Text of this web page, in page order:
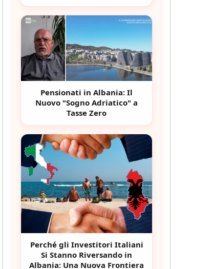
Pensionati in Albania: Il
Nuovo "Sogno Adriatico" a
Tasse Zero
Perché gli Investitori Italiani
Si Stanno Riversando in
Albania: Una Nuova Frontiera